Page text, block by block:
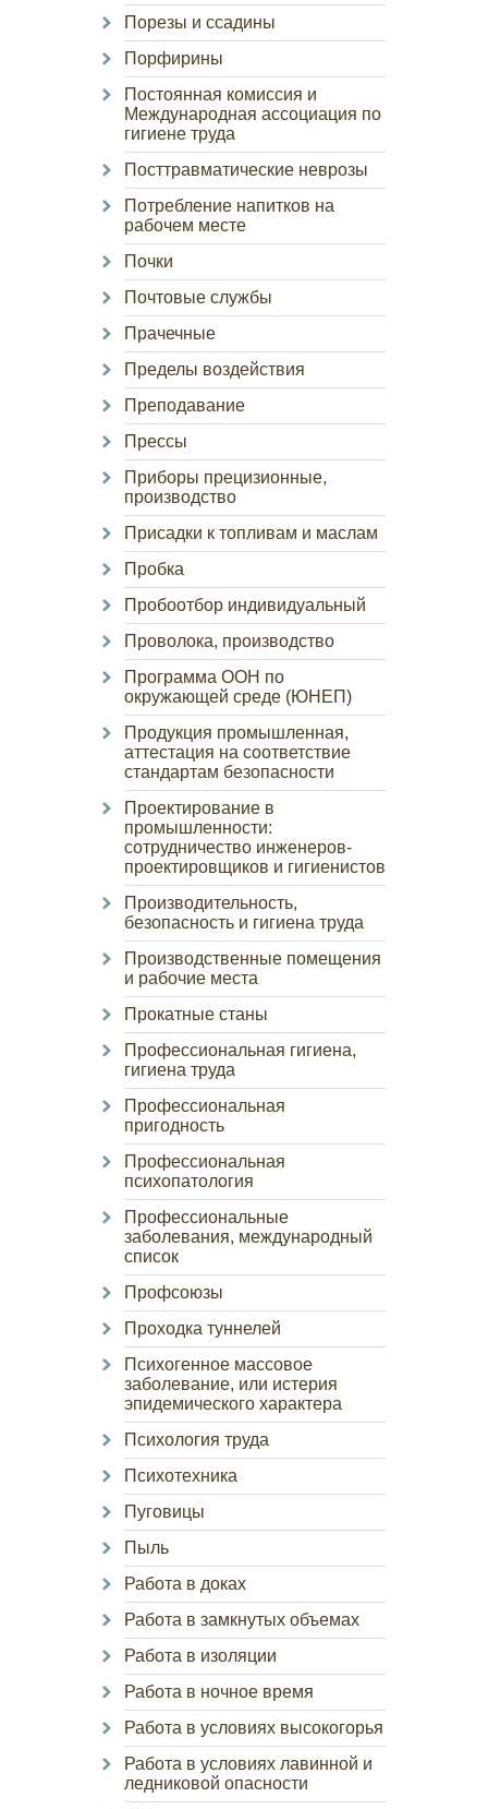
Порезы и ссадины
Порфирины
Постоянная комиссия и
Международная ассоциация по
гигиене труда
Посттравматические неврозы
Потребление напитков на
рабочем месте
Почки
Почтовые службы
Прачечные
Пределы воздействия
Преподавание
Прессы
Приборы прецизионные,
производство
Присадки к топливам и маслам
Пробка
Пробоотбор индивидуальный
Проволока, производство
Программа ООН по
окружающей среде (ЮНЕП)
Продукция промышленная,
аттестация на соответствие
стандартам безопасности
Проектирование в
промышленности:
сотрудничество инженеров-
проектировщиков и гигиенистов
Производительность,
безопасность и гигиена труда
Производственные помещения
и рабочие места
Прокатные станы
Профессиональная гигиена,
гигиена труда
Профессиональная
пригодность
Профессиональная
психопатология
Профессиональные
заболевания, международный
список
Профсоюзы
Проходка туннелей
Психогенное массовое
заболевание, или истерия
эпидемического характера
Психология труда
Психотехника
Пуговицы
Пыль
Работа в доках
Работа в замкнутых объемах
Работа в изоляции
Работа в ночное время
Работа в условиях высокогорья
Работа в условиях лавинной и
ледниковой опасности